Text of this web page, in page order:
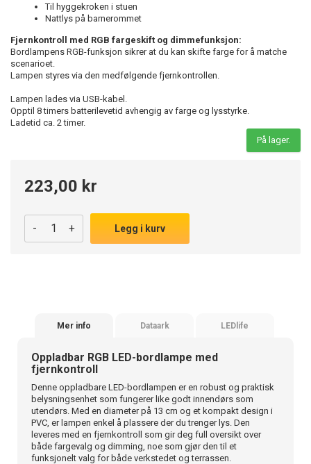
Til hyggekroken i stuen
Nattlys på barnerommet
Fjernkontroll med RGB fargeskift og dimmefunksjon:
Bordlampens RGB-funksjon sikrer at du kan skifte farge for å matche
scenarioet.
Lampen styres via den medfølgende fjernkontrollen.
Lampen lades via USB-kabel.
Opptil 8 timers batterilevetid avhengig av farge og lysstyrke.
Ladetid ca. 2 timer.
På lager.
223,00 kr
- + Legg i kurv
Mer info Dataark LEDlife
Oppladbar RGB LED-bordlampe med
fjernkontroll
Denne oppladbare LED-bordlampen er en robust og praktisk
belysningsenhet som fungerer like godt innendørs som
utendørs. Med en diameter på 13 cm og et kompakt design i
PVC, er lampen enkel å plassere der du trenger lys. Den
leveres med en fjernkontroll som gir deg full oversikt over
både fargevalg og dimming, noe som gjør den til et
funksjonelt valg for både verkstedet og terrassen.